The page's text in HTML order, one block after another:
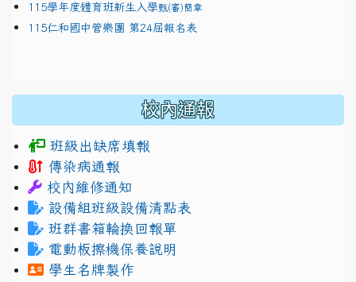
115學年度體育班新生入學甄(審)簡章
115仁和國中管樂團 第24屆報名表
校內通報
班級出缺席填報
傳染病通報
校內維修通知
設備組班級設備清點表
班群書箱輪換回報單
電動板擦機保養說明
學生名牌製作